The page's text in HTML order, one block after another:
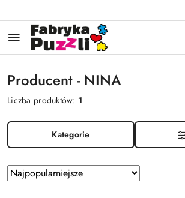
Producent - NINA
Liczba produktów: 1
Kategorie
Zastosowano
sortowanie:
Sortuj
według